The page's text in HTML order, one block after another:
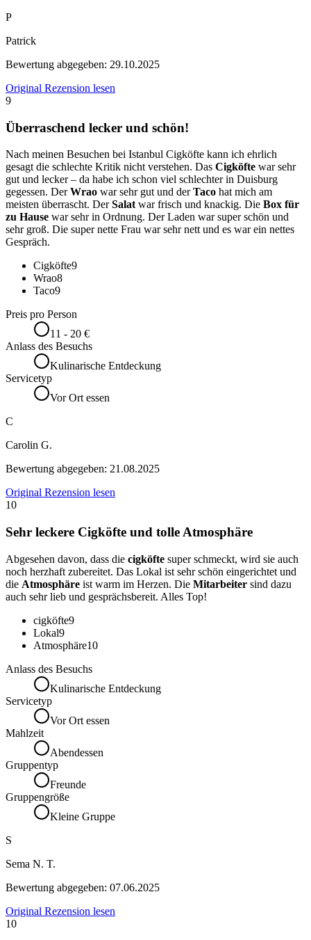
P
Patrick
Bewertung abgegeben: 29.10.2025
Original Rezension lesen
9
Überraschend lecker und schön!
Nach meinen Besuchen bei Istanbul Cigköfte kann ich ehrlich
gesagt die schlechte Kritik nicht verstehen. Das Cigköfte war sehr
gut und lecker – da habe ich schon viel schlechter in Duisburg
gegessen. DerWrao war sehr gut und derTaco hat mich am
meisten überrascht. DerSalat war frisch und knackig. Die Box für
zu Hause war sehr in Ordnung. Der Laden war super schön und
sehr groß. Die super nette Frau war sehr nett und es war ein nettes
Gespräch.
Cigköfte9
Wrao8
Taco9
Preis pro Person
11 - 20 €
Anlass des Besuchs
Kulinarische Entdeckung
Servicetyp
Vor Ort essen
C
Carolin G.
Bewertung abgegeben: 21.08.2025
Original Rezension lesen
10
Sehr leckere Cigköfte und tolle Atmosphäre
Abgesehen davon, dass die cigköfte super schmeckt, wird sie auch
noch herzhaft zubereitet. Das Lokal ist sehr schön eingerichtet und
die Atmosphäre ist warm im Herzen. Die Mitarbeiter sind dazu
auch sehr lieb und gesprächsbereit. Alles Top!
cigköfte9
Lokal9
Atmosphäre10
Anlass des Besuchs
Kulinarische Entdeckung
Servicetyp
Vor Ort essen
Mahlzeit
Abendessen
Gruppentyp
Freunde
Gruppengröße
Kleine Gruppe
S
Sema N. T.
Bewertung abgegeben: 07.06.2025
Original Rezension lesen
10